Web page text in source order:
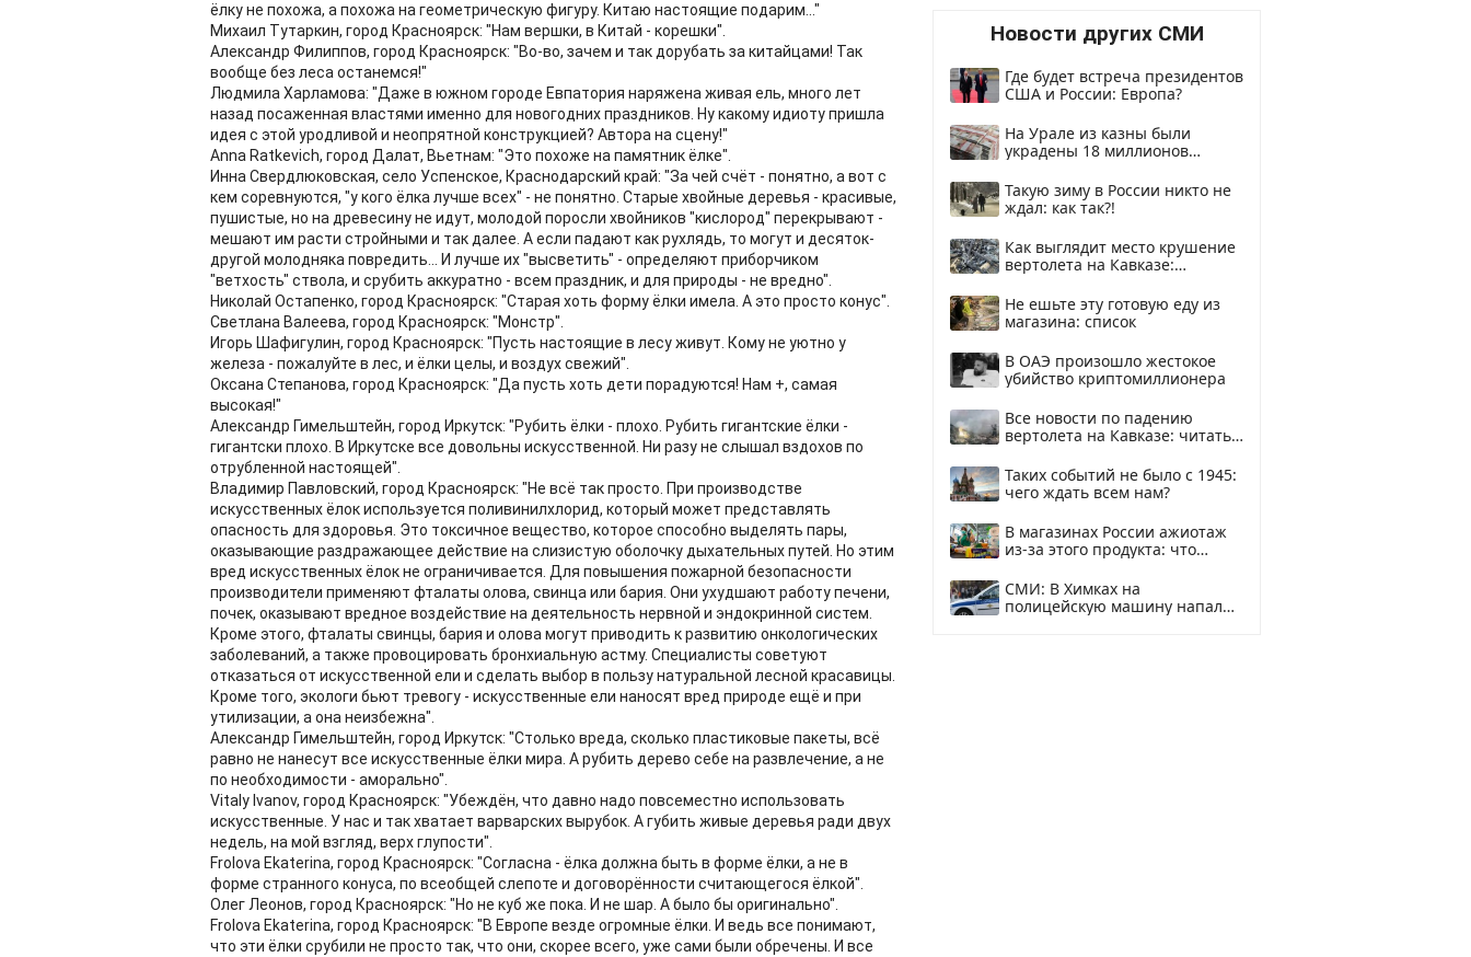
ёлку не похожа, а похожа на геометрическую фигуру. Китаю настоящие подарим..."
Михаил Тутаркин, город Красноярск: "Нам вершки, в Китай - корешки".
Александр Филиппов, город Красноярск: "Во-во, зачем и так дорубать за китайцами! Так
вообще без леса останемся!"
Людмила Харламова: "Даже в южном городе Евпатория наряжена живая ель, много лет
назад посаженная властями именно для новогодних праздников. Ну какому идиоту пришла
идея с этой уродливой и неопрятной конструкцией? Автора на сцену!"
Anna Ratkevich, город Далат, Вьетнам: "Это похоже на памятник ёлке".
Инна Свердлюковская, село Успенское, Краснодарский край: "За чей счёт - понятно, а вот с
кем соревнуются, "у кого ёлка лучше всех" - не понятно. Старые хвойные деревья - красивые,
пушистые, но на древесину не идут, молодой поросли хвойников "кислород" перекрывают -
мешают им расти стройными и так далее. А если падают как рухлядь, то могут и десяток-
другой молодняка повредить... И лучше их "высветить" - определяют приборчиком
"ветхость" ствола, и срубить аккуратно - всем праздник, и для природы - не вредно".
Николай Остапенко, город Красноярск: "Старая хоть форму ёлки имела. А это просто конус".
Светлана Валеева, город Красноярск: "Монстр".
Игорь Шафигулин, город Красноярск: "Пусть настоящие в лесу живут. Кому не уютно у
железа - пожалуйте в лес, и ёлки целы, и воздух свежий".
Оксана Степанова, город Красноярск: "Да пусть хоть дети порадуются! Нам +, самая
высокая!"
Александр Гимельштейн, город Иркутск: "Рубить ёлки - плохо. Рубить гигантские ёлки -
гигантски плохо. В Иркутске все довольны искусственной. Ни разу не слышал вздохов по
отрубленной настоящей".
Владимир Павловский, город Красноярск: "Не всё так просто. При производстве
искусственных ёлок используется поливинилхлорид, который может представлять
опасность для здоровья. Это токсичное вещество, которое способно выделять пары,
оказывающие раздражающее действие на слизистую оболочку дыхательных путей. Но этим
вред искусственных ёлок не ограничивается. Для повышения пожарной безопасности
производители применяют фталаты олова, свинца или бария. Они ухудшают работу печени,
почек, оказывают вредное воздействие на деятельность нервной и эндокринной систем.
Кроме этого, фталаты свинцы, бария и олова могут приводить к развитию онкологических
заболеваний, а также провоцировать бронхиальную астму. Специалисты советуют
отказаться от искусственной ели и сделать выбор в пользу натуральной лесной красавицы.
Кроме того, экологи бьют тревогу - искусственные ели наносят вред природе ещё и при
утилизации, а она неизбежна".
Александр Гимельштейн, город Иркутск: "Столько вреда, сколько пластиковые пакеты, всё
равно не нанесут все искусственные ёлки мира. А рубить дерево себе на развлечение, а не
по необходимости - аморально".
Vitaly Ivanov, город Красноярск: "Убеждён, что давно надо повсеместно использовать
искусственные. У нас и так хватает варварских вырубок. А губить живые деревья ради двух
недель, на мой взгляд, верх глупости".
Frolova Ekaterina, город Красноярск: "Согласна - ёлка должна быть в форме ёлки, а не в
форме странного конуса, по всеобщей слепоте и договорённости считающегося ёлкой".
Олег Леонов, город Красноярск: "Но не куб же пока. И не шар. А было бы оригинально".
Frolova Ekaterina, город Красноярск: "В Европе везде огромные ёлки. И ведь все понимают,
что эти ёлки срубили не просто так, что они, скорее всего, уже сами были обречены. И все
Новости других СМИ
Где будет встреча президентов
США и России: Европа?
На Урале из казны были
украдены 18 миллионов
Такую зиму в России никто не
ждал: как так?!
Как выглядит место крушение
вертолета на Кавказе:
Не ешьте эту готовую еду из
магазина: список
В ОАЭ произошло жестокое
убийство криптомиллионера
Все новости по падению
вертолета на Кавказе: читать
Таких событий не было с 1945:
чего ждать всем нам?
В магазинах России ажиотаж
из-за этого продукта: что
СМИ: В Химках на
полицейскую машину напали